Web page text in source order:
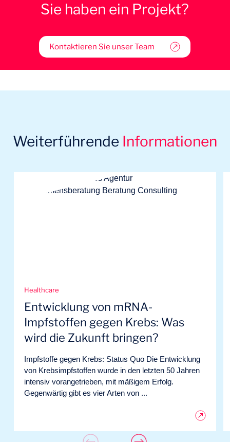
Sie haben ein Projekt?
Kontaktieren Sie unser Team
Weiterführende Informationen
Healthcare
Entwicklung von mRNA-
Impfstoffen gegen Krebs: Was
wird die Zukunft bringen?
Impfstoffe gegen Krebs: Status Quo Die Entwicklung
von Krebsimpfstoffen wurde in den letzten 50 Jahren
intensiv vorangetrieben, mit mäßigem Erfolg.
Gegenwärtig gibt es vier Arten von ...